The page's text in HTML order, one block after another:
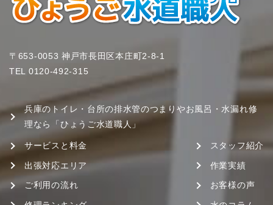
〒653-0053 神戸市長田区本庄町2-8-1
TEL 0120-492-315
兵庫のトイレ・台所の排水管のつまりやお風呂・水漏れ修
理なら「ひょうご水道職人」
サービスと料金
出張対応エリア
ご利用の流れ
スタッフ紹介
作業実績
お客様の声